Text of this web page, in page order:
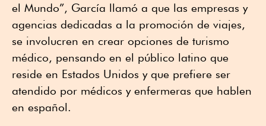
el Mundo”, García llamó a que las empresas y
agencias dedicadas a la promoción de viajes,
se involucren en crear opciones de turismo
médico, pensando en el público latino que
reside en Estados Unidos y que prefiere ser
atendido por médicos y enfermeras que hablen
en español.